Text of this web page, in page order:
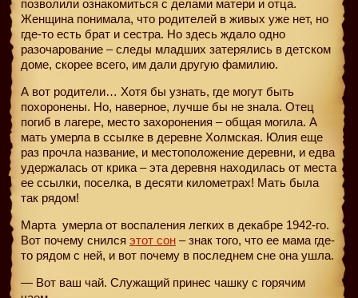
позволили ознакомиться с делами матери и отца.
Женщина понимала, что родителей в живых уже нет, но
где-то есть брат и сестра. Но здесь ждало одно
разочарование – следы младших затерялись в детском
доме, скорее всего, им дали другую фамилию.
А вот родители… Хотя бы узнать, где могут быть
похоронены. Но, наверное, лучше бы не знала. Отец
погиб в лагере, место захоронения – общая могила. А
мать умерла в ссылке в деревне Холмская. Юлия еще
раз прочла название, и местоположение деревни, и едва
удержалась от крика – эта деревня находилась от места
ее ссылки, поселка, в десяти километрах! Мать была
так рядом!
Марта умерла от воспаления легких в декабре 1942-го.
Вот почему снился этот сон – знак того, что ее мама где-
то рядом с ней, и вот почему в последнем сне она ушла.
— Вот ваш чай. Служащий принес чашку с горячим